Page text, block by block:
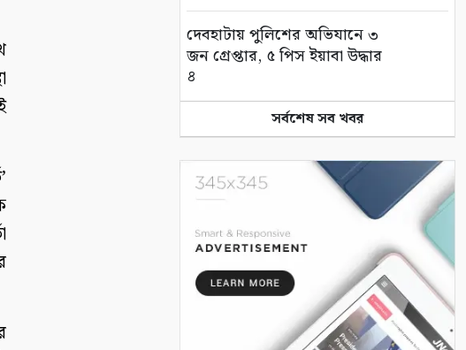
দেবহাটায় পুলিশের অভিযানে ৩
জন গ্রেপ্তার, ৫ পিস ইয়াবা উদ্ধার
৪
জন্মের পর থেকেই জটিলতায় ভুগছে
আলফা
সুন্দরবন বন্ধ, তবু সুন্দরবনের স্বাদ
মিলছে আকাশনীলায়
৬
কপিলমুনিতে চারা গাছের বাজার
সর্বশেষ সব খবর